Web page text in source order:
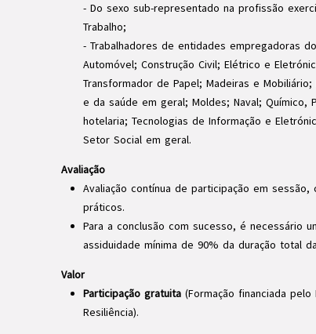
- Do sexo sub-representado na profissão
Trabalho;
- Trabalhadores de entidades empregadoras
Automóvel; Construção Civil; Elétrico e
Transformador de Papel; Madeiras e
e da saúde em geral; Moldes; Naval; Químico,
hotelaria; Tecnologias de Informação e
Setor Social em geral.
Avaliação
Avaliação contínua de participação em
práticos.
Para a conclusão com sucesso, é necessário
assiduidade mínima de 90% da duração total da
Valor
Participação gratuita(Formação financiada pelo
Resiliência).